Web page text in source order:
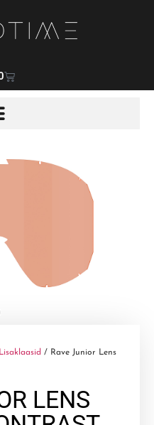
Lisaklaasid / Rave Junior Lens
LENS